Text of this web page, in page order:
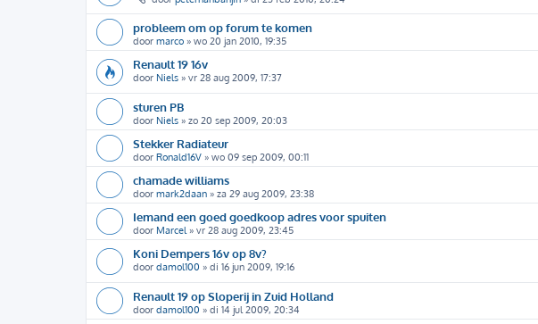
probleem om op forum te komen
door marco » wo 20 jan 2010, 19:35
Renault 19 16v
door Niels » vr 28 aug 2009, 17:37
sturen PB
door Niels » zo 20 sep 2009, 20:03
Stekker Radiateur
door Ronald16V » wo 09 sep 2009, 00:11
chamade williams
door mark2daan » za 29 aug 2009, 23:38
Iemand een goed goedkoop adres voor spuiten
door Marcel» vr 28 aug 2009, 23:45
Koni Dempers 16v op 8v?
door damol100 » di 16 jun 2009, 19:16
Renault 19 op Sloperij in Zuid Holland
door damol100 » di 14 jul 2009, 20:34